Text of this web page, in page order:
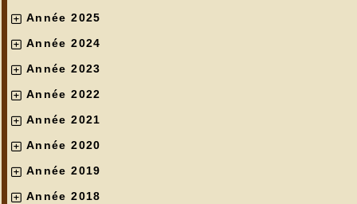
Année 2025
Année 2024
Année 2023
Année 2022
Année 2021
Année 2020
Année 2019
Année 2018